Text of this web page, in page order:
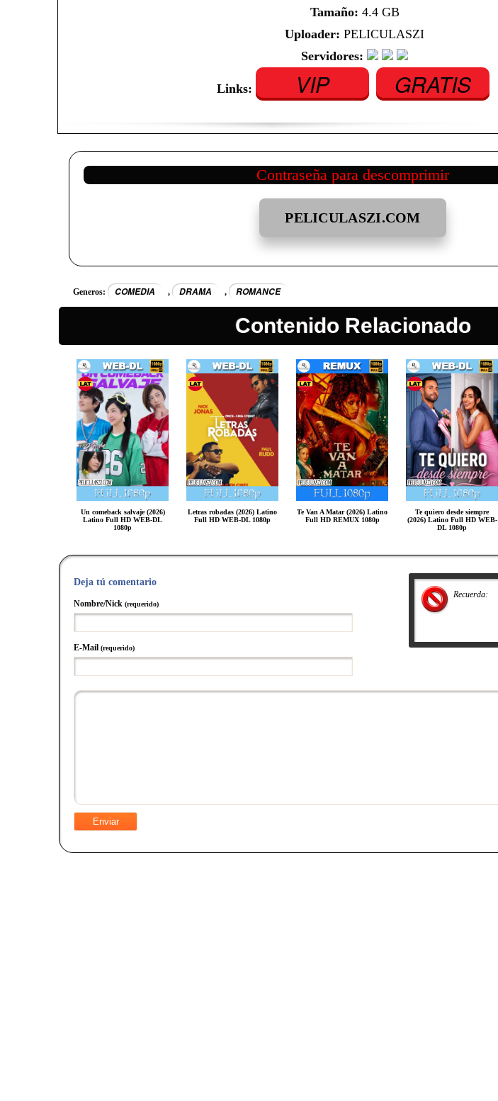
Tamaño: 4.4 GB
Uploader: PELICULASZI
Servidores:
Links: VIP GRATIS
Contraseña para descomprimir
PELICULASZI.COM
Generos: COMEDIA , DRAMA , ROMANCE
Contenido Relacionado
Un comeback salvaje (2026)
Latino Full HD WEB-DL
1080p
Letras robadas (2026) Latino
Full HD WEB-DL 1080p
Te Van A Matar (2026) Latino
Full HD REMUX 1080p
Te quiero desde siempre
(2026) Latino Full HD WEB-
DL 1080p
Recuerda:
Deja tú comentario
Nombre/Nick (requerido)
E-Mail (requerido)